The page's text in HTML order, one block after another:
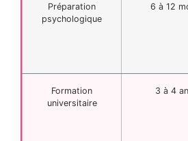
Préparation
psychologique
6 à 12
Formation
universitaire
3 à 4